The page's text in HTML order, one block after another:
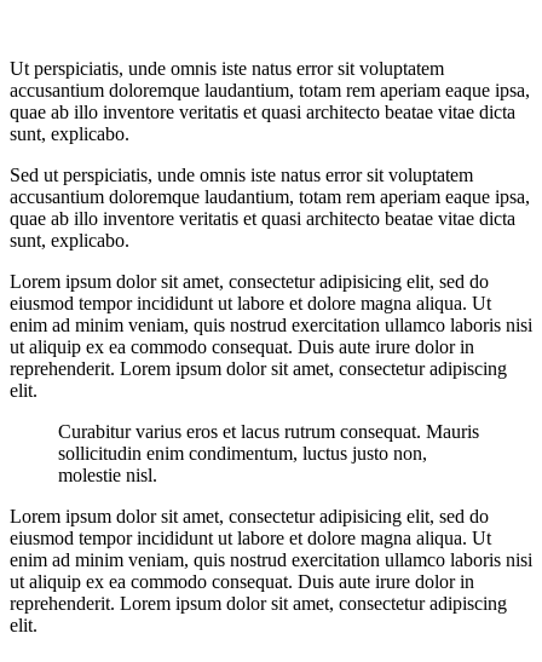
Ut perspiciatis, unde omnis iste natus error sit voluptatem
accusantium doloremque laudantium, totam rem aperiam eaque ipsa,
quae ab illo inventore veritatis et quasi architecto beatae vitae dicta
sunt, explicabo.
Sed ut perspiciatis, unde omnis iste natus error sit voluptatem
accusantium doloremque laudantium, totam rem aperiam eaque ipsa,
quae ab illo inventore veritatis et quasi architecto beatae vitae dicta
sunt, explicabo.
Lorem ipsum dolor sit amet, consectetur adipisicing elit, sed do
eiusmod tempor incididunt ut labore et dolore magna aliqua. Ut
enim ad minim veniam, quis nostrud exercitation ullamco laboris nisi
ut aliquip ex ea commodo consequat. Duis aute irure dolor in
reprehenderit. Lorem ipsum dolor sit amet, consectetur adipiscing
elit.
Curabitur varius eros et lacus rutrum consequat. Mauris
sollicitudin enim condimentum, luctus justo non,
molestie nisl.
Lorem ipsum dolor sit amet, consectetur adipisicing elit, sed do
eiusmod tempor incididunt ut labore et dolore magna aliqua. Ut
enim ad minim veniam, quis nostrud exercitation ullamco laboris nisi
ut aliquip ex ea commodo consequat. Duis aute irure dolor in
reprehenderit. Lorem ipsum dolor sit amet, consectetur adipiscing
elit.